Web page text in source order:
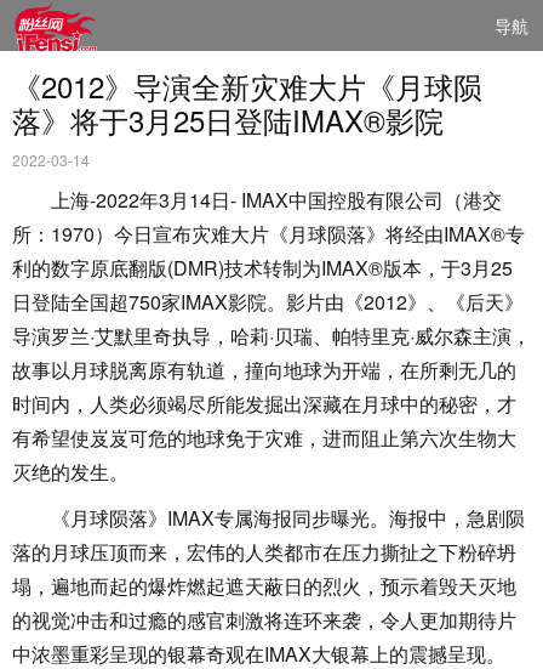
导航
《2012》导演全新灾难大片《月球陨
落》将于3月25日登陆IMAX®影院
2022-03-14
上海-2022年3月14日- IMAX中国控股有限公司（港交
所：1970）今日宣布灾难大片《月球陨落》将经由IMAX®专
利的数字原底翻版(DMR)技术转制为IMAX®版本，于3月25
日登陆全国超750家IMAX影院。影片由《2012》、《后天》
导演罗兰·艾默里奇执导，哈莉·贝瑞、帕特里克·威尔森主演，
故事以月球脱离原有轨道，撞向地球为开端，在所剩无几的
时间内，人类必须竭尽所能发掘出深藏在月球中的秘密，才
有希望使岌岌可危的地球免于灾难，进而阻止第六次生物大
灭绝的发生。
《月球陨落》IMAX专属海报同步曝光。海报中，急剧陨
落的月球压顶而来，宏伟的人类都市在压力撕扯之下粉碎坍
塌，遍地而起的爆炸燃起遮天蔽日的烈火，预示着毁天灭地
的视觉冲击和过瘾的感官刺激将连环来袭，令人更加期待片
中浓墨重彩呈现的银幕奇观在IMAX大银幕上的震撼呈现。